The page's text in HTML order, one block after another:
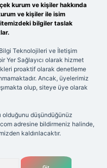
kurum ve kişiler hakkında
ve kişiler ile isim
bilgiler taslak
Teknolojileri ve İletişim
Yer Sağlayıcı olarak hizmet
proaktif olarak denetleme
Ancak, üyelerimiz
olup, siteye üye olarak
olduğunu düşündüğünüz
adresine bildirmeniz halinde,
kaldırılacaktır.